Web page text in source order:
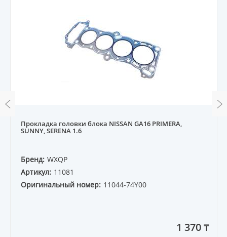
Прокладка головки блока NISSAN GA16 PRIMERA,
SUNNY, SERENA 1.6
Бренд: WXQP
Артикул: 11081
Оригинальный номер: 11044-74Y00
1 370 ₸